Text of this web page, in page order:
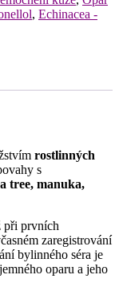
, Echinacea -
rostlinných
s
tree, manuka,
při prvních
zaregistrování
bylinného séra je
oparu a jeho